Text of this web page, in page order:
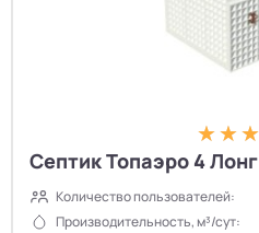
Септик Топаэро 4 Лонг
Количество пользователей:
Производительность, м³/сут: